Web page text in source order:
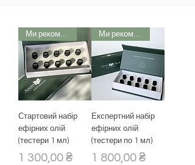
Ми рекомендуємо
Стартовий набір
ефірних олій
(тестери 1 мл)
Ціна
1 300,00 ₴
Ми рекомендуємо
Експертний набір
ефірних олій
(тестери по 1 мл)
Ціна
1 800,00 ₴